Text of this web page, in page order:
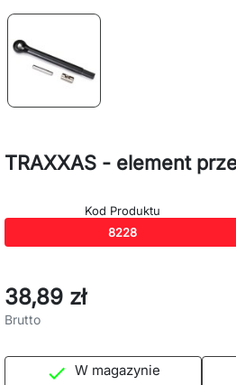
TRAXXAS - element
Kod Produktu
8228
38,89 zł
Brutto
 W magazynie